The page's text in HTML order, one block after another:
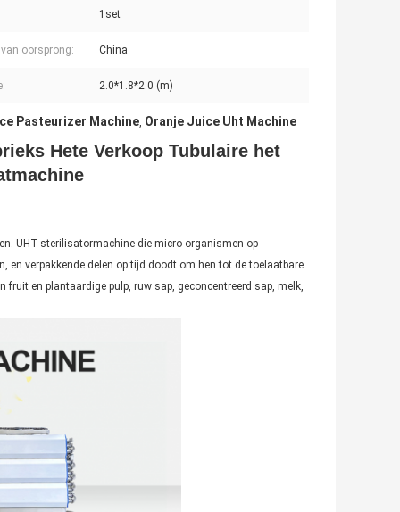
1set
oorsprong: China
2.0*1.8*2.0 (m)
Pasteurizer Machine, Oranje Juice Uht Machine
Hete Verkoop Tubulaire het
UHT-sterilisatormachine die micro-organismen op
en verpakkende delen op tijd doodt om hen tot de toelaatbare
en plantaardige pulp, ruw sap, geconcentreerd sap, melk,